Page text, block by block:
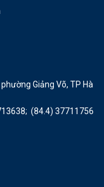
Giảng Võ, TP Hà
(84.4) 37711756